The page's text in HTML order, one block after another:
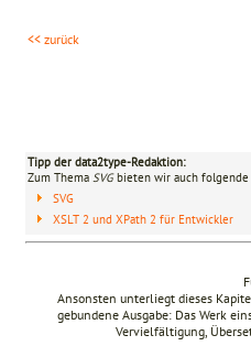
<< zurück
Tipp der data2type-Redaktion:
Zum Thema SVGbieten wir auch folgende
SVG
XSLT 2 und XPath 2 für Entwickler
Ansonsten unterliegt dieses
gebundene Ausgabe: Das Werk
Vervielfältigung,